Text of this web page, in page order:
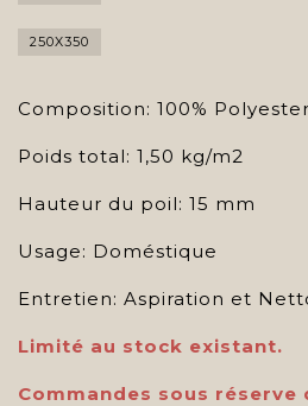
250X350
Composition: 100% Polyester
Poids total: 1,50 kg/m2
Hauteur du poil: 15 mm
Usage: Doméstique
Entretien: Aspiration et
Limité au stock existant.
Commandes sous